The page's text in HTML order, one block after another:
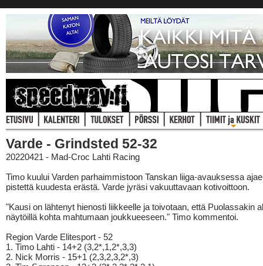
Varde - Grindsted 52-32
20220421 - Mad-Croc Lahti Racing
Timo kuului Varden parhaimmistoon Tanskan liiga-avauksessa
pistettä kuudesta erästä. Varde jyräsi vakuuttavaan kotivoittoon.
"Kausi on lähtenyt hienosti liikkeelle ja toivotaan, että Puolassakin
näytöillä kohta mahtumaan joukkueeseen." Timo kommentoi.
Region Varde Elitesport - 52
1. Timo Lahti - 14+2 (3,2*,1,2*,3,3)
2. Nick Morris - 15+1 (2,3,2,3,2*,3)